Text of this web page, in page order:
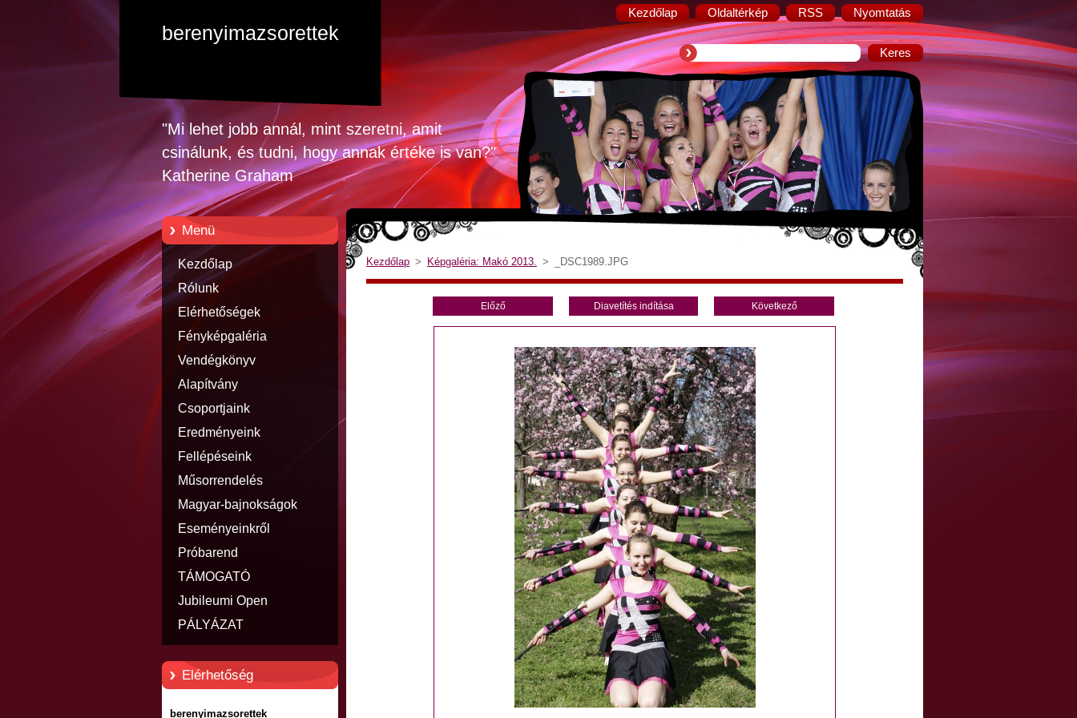
Kezdőlap Oldaltérkép RSS Nyomtatás
berenyimazsorettek
"Mi lehet jobb annál, mint szeretni, amit
csinálunk, és tudni, hogy annak értéke is van?"
Katherine Graham
Menü
Kezdőlap
Rólunk
Elérhetőségek
Fényképgaléria
Vendégkönyv
Alapítvány
Csoportjaink
Eredményeink
Fellépéseink
Műsorrendelés
Magyar-bajnokságok
eredményei
Eseményeinkről
Próbarend
TÁMOGATÓ
Jubileumi Open
PÁLYÁZAT
Elérhetőség
berenyimazsorettek
Kezdőlap > Képgaléria: Makó 2013. > _DSC1989.JPG
Előző Diavetítés indítása Következő